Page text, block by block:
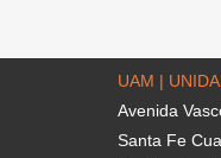
UAM |
Avenida
Santa Fe